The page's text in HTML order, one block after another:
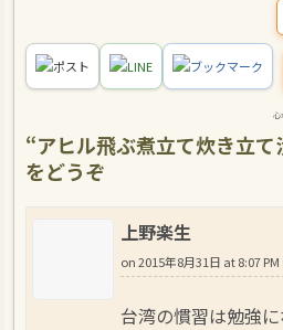
ポスト LINE ブックマーク
心
“アヒル飛ぶ煮立て炊き立て
をどうぞ
上野楽生
on2015年8月31日 at 8:07 PM
台湾の慣習は勉強に